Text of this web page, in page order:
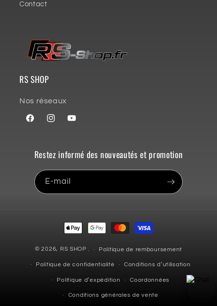
Contact
RS SHOP
Nos réseaux
FacebookInstagramYouTube
Restez informé des nouveautés et promotion
E-mail
Moyens
de
paiement
© 2026, RS SHOP . Politique de remboursement
Politique de confidentialité Conditions d’utilisation
Politique d’expédition Coordonnées
Conditions générales de vente